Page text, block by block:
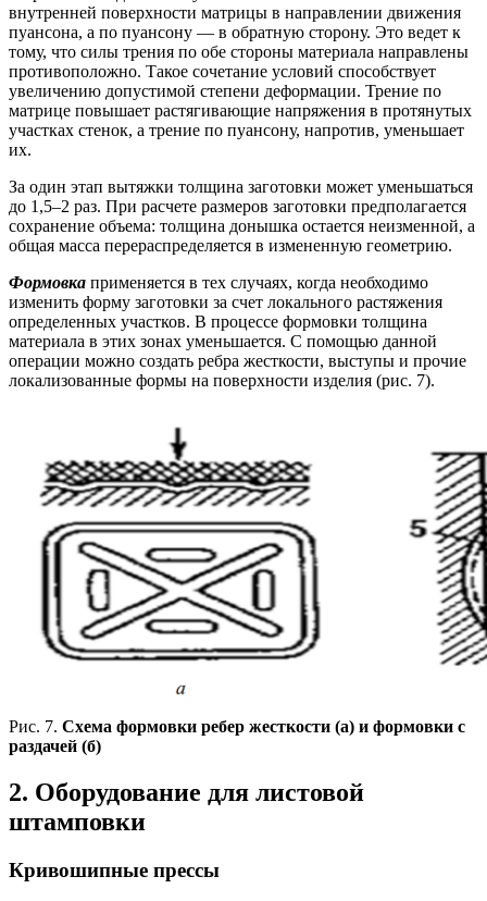
внутренней поверхности матрицы в направлении движения
пуансона, а по пуансону — в обратную сторону. Это ведет к
тому, что силы трения по обе стороны материала направлены
противоположно. Такое сочетание условий способствует
увеличению допустимой степени деформации. Трение по
матрице повышает растягивающие напряжения в протянутых
участках стенок, а трение по пуансону, напротив, уменьшает
их.
За один этап вытяжки толщина заготовки может уменьшаться
до 1,5–2 раз. При расчете размеров заготовки предполагается
сохранение объема: толщина донышка остается неизменной, а
общая масса перераспределяется в измененную геометрию.
Формовка применяется в тех случаях, когда необходимо
изменить форму заготовки за счет локального растяжения
определенных участков. В процессе формовки толщина
материала в этих зонах уменьшается. С помощью данной
операции можно создать ребра жесткости, выступы и прочие
локализованные формы на поверхности изделия (рис. 7).
Рис. 7. Схема формовки ребер жесткости (а) и формовки с
раздачей (б)
2. Оборудование для листовой
штамповки
Кривошипные прессы